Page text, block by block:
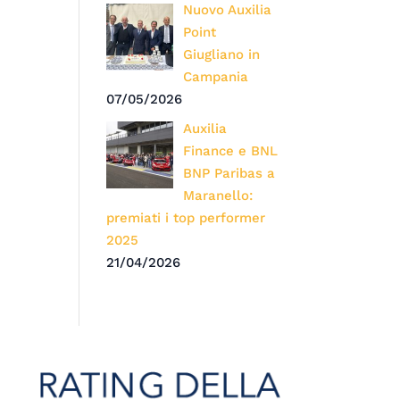
Nuovo Auxilia
Point
Giugliano in
Campania
07/05/2026
Auxilia
Finance e BNL
BNP Paribas a
Maranello:
premiati i top performer
2025
21/04/2026